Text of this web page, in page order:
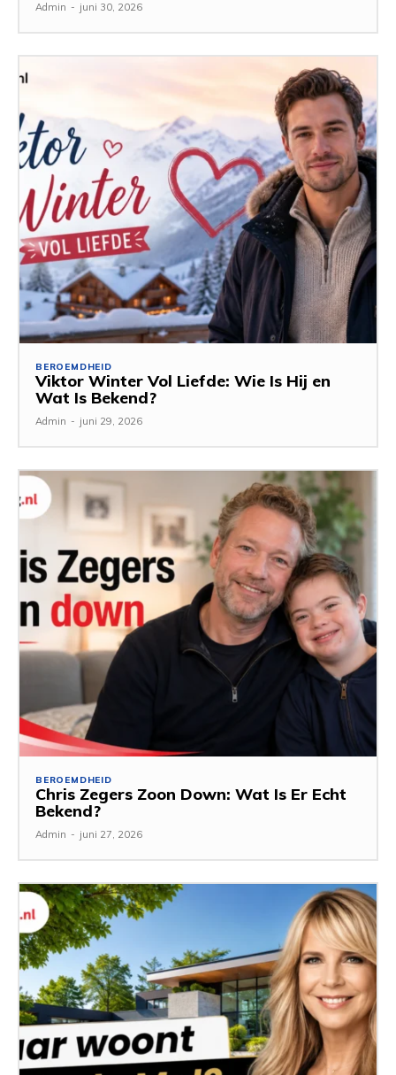
Admin - juni 30, 2026
BEROEMDHEID
Viktor Winter Vol Liefde: Wie Is Hij en
Wat Is Bekend?
Admin - juni 29, 2026
BEROEMDHEID
Chris Zegers Zoon Down: Wat Is Er Echt
Bekend?
Admin - juni 27, 2026